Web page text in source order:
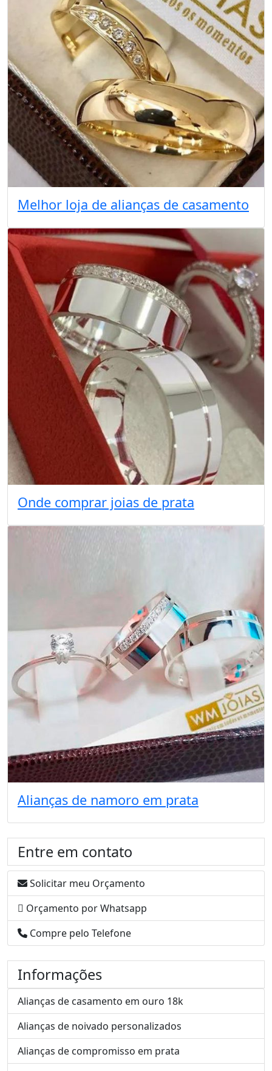
Melhor loja de alianças de casamento
Onde comprar joias de prata
Alianças de namoro em prata
Entre em contato
Solicitar meu Orçamento
Orçamento por Whatsapp
Compre pelo Telefone
Informações
Alianças de casamento em ouro 18k
Alianças de noivado personalizados
Alianças de compromisso em prata